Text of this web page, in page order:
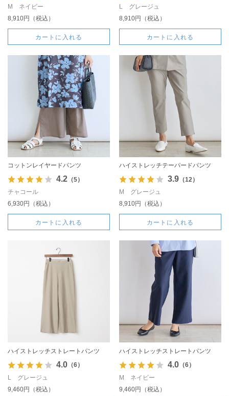
M ネイビー
8,910円（税込）
カートに入れる
L グレージュ
8,910円（税込）
カートに入れる
コットンレイヤードパンツ
4.2（5）
チャコール
6,930円（税込）
カートに入れる
ハイストレッチテーパードパンツ
3.9（12）
M グレージュ
8,910円（税込）
カートに入れる
ハイストレッチストレートパンツ
4.0（6）
L グレージュ
9,460円（税込）
ハイストレッチストレートパンツ
4.0（6）
M ネイビー
9,460円（税込）